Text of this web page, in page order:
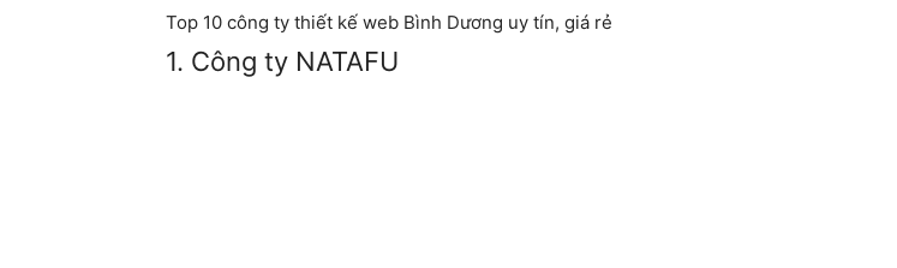
Top 10 công ty thiết kế web Bình Dương uy tín, giá rẻ
1. Công ty NATAFU